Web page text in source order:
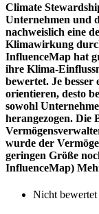
Climate
Unternehmen und
nachweislich eine
Klimawirkung
InfluenceMap hat
ihre Klima-
bewertet. Je
orientieren, desto
sowohl
herangezogen. Die
wurde der
geringen Größe
InfluenceMap)
Nicht bewertet